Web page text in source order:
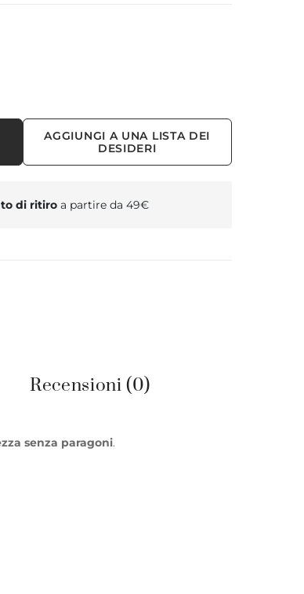
AGGIUNGI A UNA LISTA DEI
DESIDERI
di ritiro a partire da 49€
Recensioni (0)
senza paragoni.